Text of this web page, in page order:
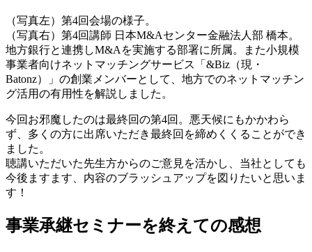
（写真左）第4回会場の様子。
（写真右）第4回講師 日本M&Aセンター金融法人部 橋本。
地方銀行と連携しM&Aを実施する部署に所属。また小規模
事業者向けネットマッチングサービス「&Biz（現・
Batonz）」の創業メンバーとして、地方でのネットマッチン
グ活用の有用性を解説しました。
今回お邪魔したのは最終回の第4回。悪天候にもかかわら
ず、多くの方に出席いただき最終回を締めくくることができ
ました。
聴講いただいた先生方からのご意見を活かし、当社としても
今後ますます、内容のブラッシュアップを図りたいと思いま
す！
事業承継セミナーを終えての感想